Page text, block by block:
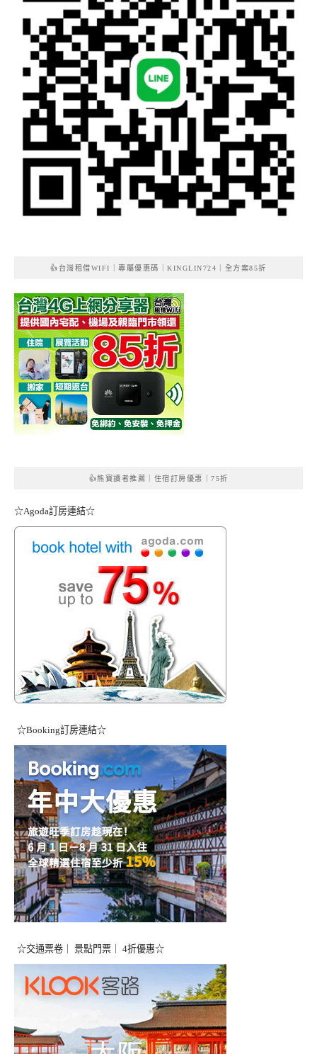
👍台灣租借WIFI｜專屬優惠碼｜KINGLIN724｜全方案85折
👍熊寶讀者推薦｜住宿訂房優惠｜75折
☆Agoda訂房連結☆
☆Booking訂房連結☆
☆交通票卷｜ 景點門票｜ 4折優惠☆